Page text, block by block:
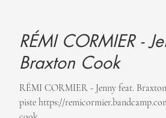
RÉMI CORMIER -
Braxton Cook
RÉMI CORMIER - Jenny feat. Braxton Cook Écouter /
piste https://